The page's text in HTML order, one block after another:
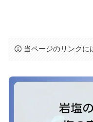
当ページのリンクに